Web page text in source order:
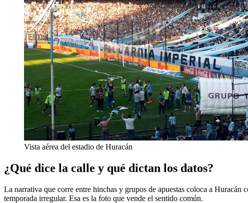
Vista aérea del estadio de Huracán
¿Qué dice la calle y qué dictan los datos?
La narrativa que corre entre hinchas y grupos de apuestas coloca a Huracán
temporada irregular. Esa es la foto que vende el sentido común.